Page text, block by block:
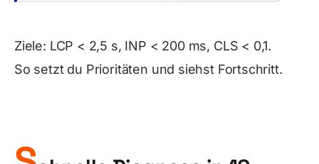
Ziele: LCP < 2,5 s, INP < 200 ms, CLS < 0,1.
So setzt du Prioritäten und siehst Fortschritt.